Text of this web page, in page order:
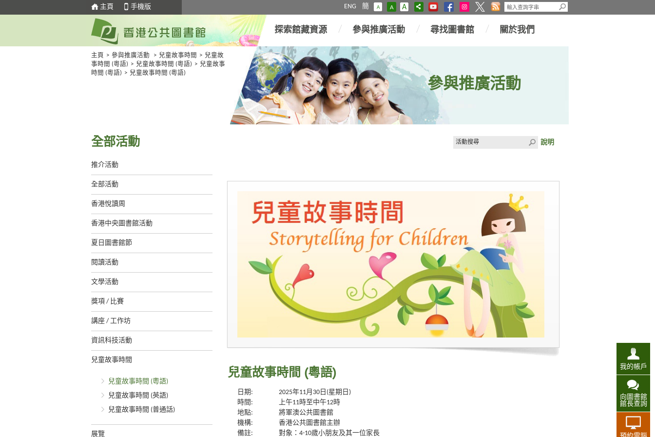
主頁 手機版 ENG 簡 A A A
我的帳戶
向圖書館
館長查詢
探索館藏資源 參與推廣活動 尋找圖書館 關於我們
主頁 > 參與推廣活動 > 兒童故事時間 > 兒童故
事時間 (粵語) > 兒童故事時間 (粵語) > 兒童故事
時間 (粵語) > 兒童故事時間 (粵語)
參與推廣活動
全部活動
推介活動
全部活動
香港悅讀周
香港中央圖書館活動
夏日圖書館節
閱讀活動
文學活動
獎項 / 比賽
講座 / 工作坊
資訊科技活動
兒童故事時間
兒童故事時間 (粵語)
兒童故事時間 (英語)
兒童故事時間 (普通話)
展覽
說明
兒童故事時間 (粵語)
日期:
2025年11月30日(星期日)
時間:
上午11時至中午12時
地點:
將軍澳公共圖書館
機構:
香港公共圖書館主辦
備註:
對象：4-10歲小朋友及其一位家長